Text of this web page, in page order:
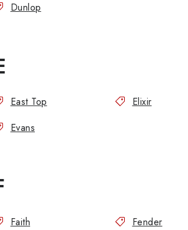
Dunlop
East Top Elixir
Evans
Faith Fender